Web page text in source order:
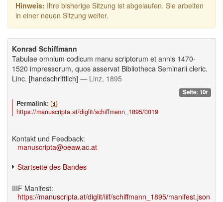
Hinweis: Ihre bisherige Sitzung ist abgelaufen. Sie arbeiten
in einer neuen Sitzung weiter.
Konrad Schiffmann
Tabulae omnium codicum manu scriptorum et annis 1470-
1520 impressorum, quos asservat Bibliotheca Seminarii cleric.
Linc. [handschriftlich] — Linz, 1895
Seite: 10r
Permalink:
https://manuscripta.at/diglit/schiffmann_1895/0019
Kontakt und Feedback:
manuscripta@oeaw.ac.at
Startseite des Bandes
IIIF Manifest:
https://manuscripta.at/diglit/iiif/schiffmann_1895/manifest.json